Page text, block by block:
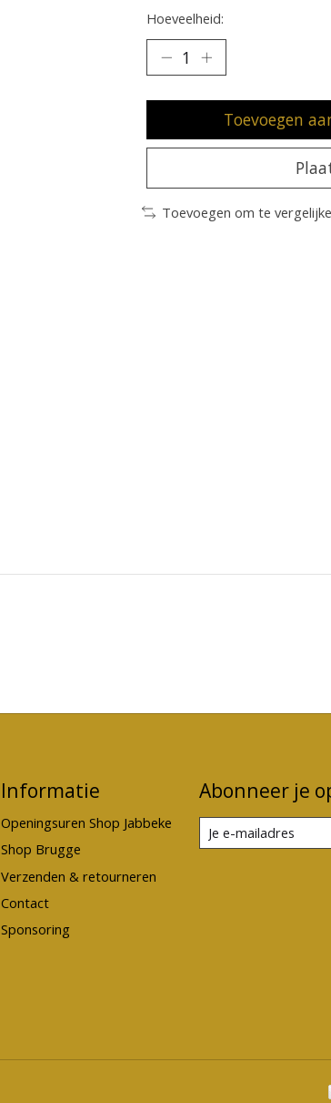
Hoeveelheid:
Toevoegen
Toevoegen om te
Informatie
Openingsuren Shop Jabbeke
Shop Brugge
Verzenden & retourneren
Contact
Sponsoring
Abonneer je